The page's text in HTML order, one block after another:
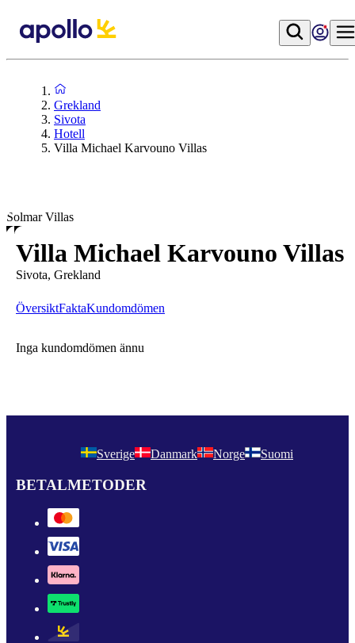
Grekland
Sivota
Hotell
Villa Michael Karvouno Villas
Solmar Villas
Villa Michael Karvouno Villas
Sivota, Grekland
ÖversiktFaktaKundomdömen
Inga kundomdömen ännu
Sverige Danmark Norge Suomi
BETALMETODER